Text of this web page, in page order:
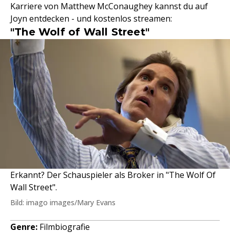
Karriere von Matthew McConaughey kannst du auf
Joyn entdecken - und kostenlos streamen:
"The Wolf of Wall Street"
Erkannt? Der Schauspieler als Broker in "The Wolf Of
Wall Street".
Bild: imago images/Mary Evans
Genre: Filmbiografie